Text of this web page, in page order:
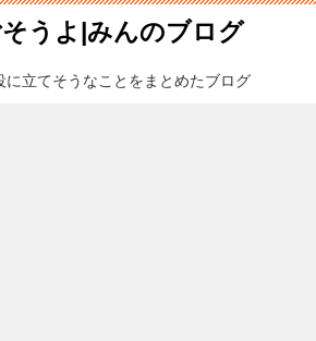
うよ|みんのブログ
立てそうなことをまとめたブログ